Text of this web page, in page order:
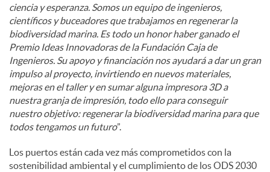
ciencia y esperanza. Somos un equipo de ingenieros,
científicos y buceadores que trabajamos en regenerar la
biodiversidad marina. Es todo un honor haber ganado el
Premio Ideas Innovadoras de la Fundación Caja de
Ingenieros. Su apoyo y financiación nos ayudará a dar un gran
impulso al proyecto, invirtiendo en nuevos materiales,
mejoras en el taller y en sumar alguna impresora 3D a
nuestra granja de impresión, todo ello para conseguir
nuestro objetivo: regenerar la biodiversidad marina para que
todos tengamos un futuro”.
Los puertos están cada vez más comprometidos con la
sostenibilidad ambiental y el cumplimiento de los ODS 2030